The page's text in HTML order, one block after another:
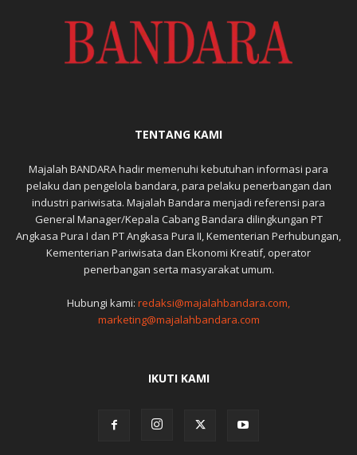
TENTANG KAMI
Majalah BANDARA hadir memenuhi kebutuhan informasi para
pelaku dan pengelola bandara, para pelaku penerbangan dan
industri pariwisata. Majalah Bandara menjadi referensi para
General Manager/Kepala Cabang Bandara dilingkungan PT
Angkasa Pura I dan PT Angkasa Pura II, Kementerian Perhubungan,
Kementerian Pariwisata dan Ekonomi Kreatif, operator
penerbangan serta masyarakat umum.
Hubungi kami: redaksi@majalahbandara.com,
marketing@majalahbandara.com
IKUTI KAMI